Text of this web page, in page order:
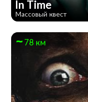
In Time
Массовый квест
78 км